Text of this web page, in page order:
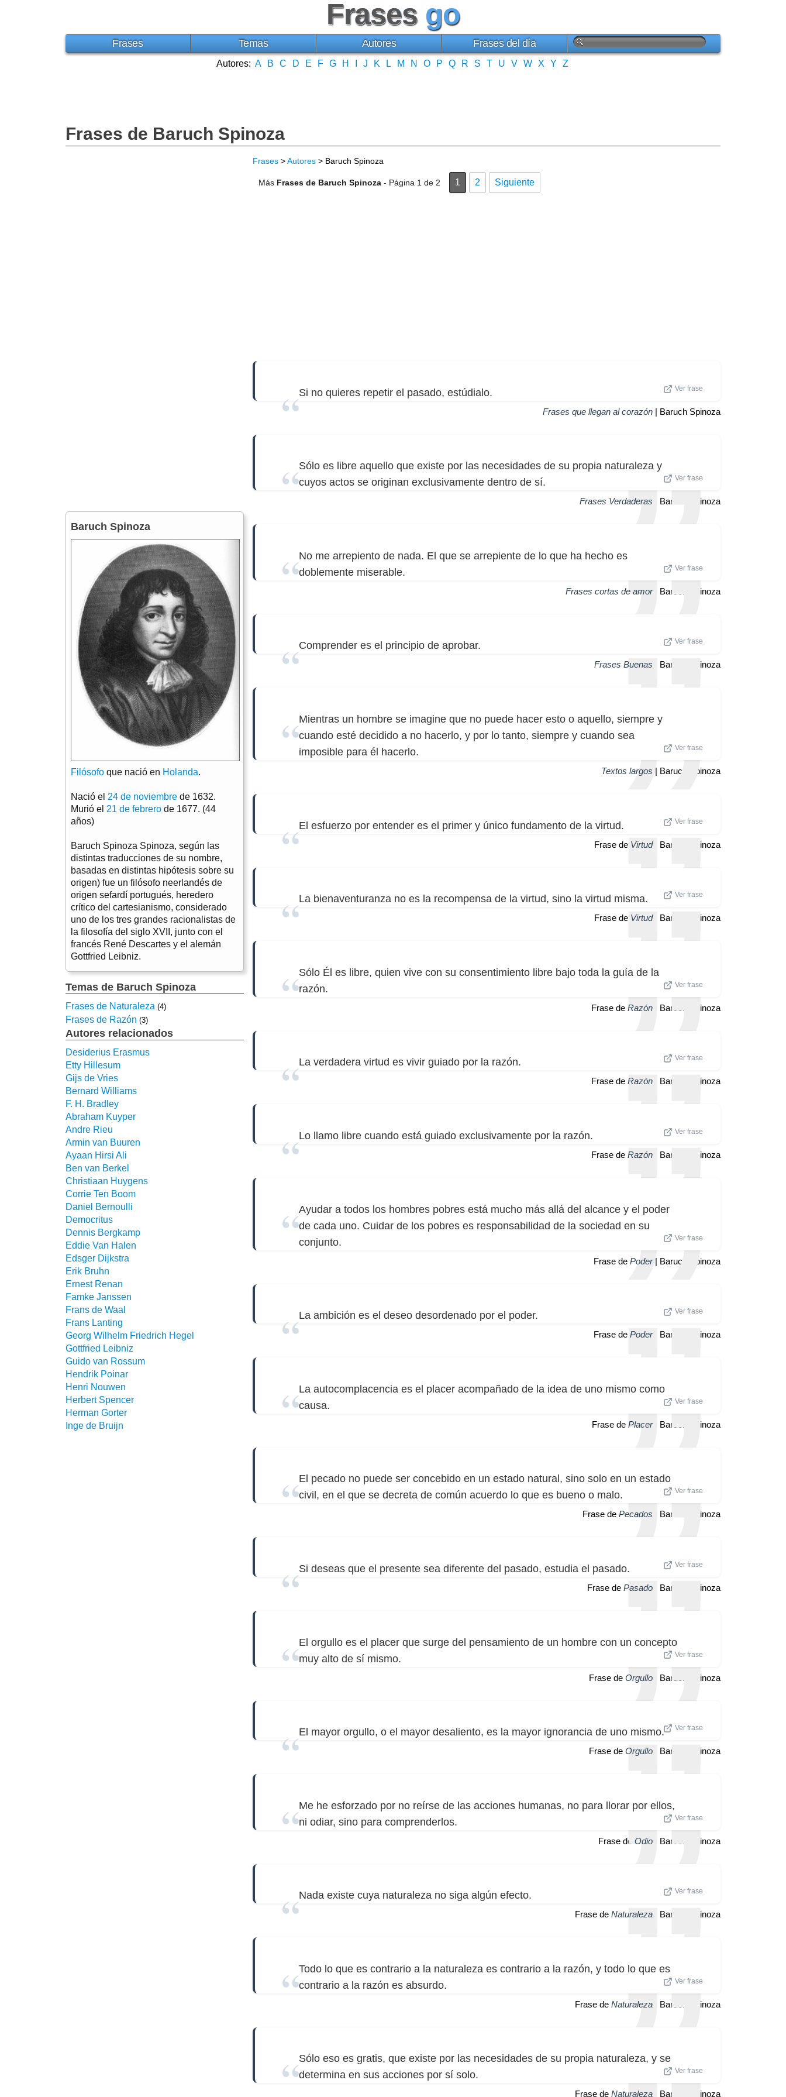
Frases go
Frases Temas Autores Frases del día
Autores: A B C D E F G H J K L M N O P Q R S T U V W X Y Z
Frases de Baruch Spinoza
Frases >Autores > Baruch Spinoza
Más Frases de Baruch Spinoza - Página 1 de 2 1 2 Siguiente
Si no quieres repetir el pasado, estúdialo. Ver frase
Frases que llegan al corazón | Baruch Spinoza
Sólo es libre aquello que existe por las necesidades de su propia naturaleza y
cuyos actos se originan exclusivamente dentro de sí.
Ver frase
Frases Verdaderas | Baruch Spinoza
No me arrepiento de nada. El que se arrepiente de lo que ha hecho es
doblemente miserable.
Ver frase
Frases cortas de amor| Baruch Spinoza
Comprender es el principio de aprobar. Ver frase
Frases Buenas | Baruch Spinoza
Mientras un hombre se imagine que no puede hacer esto o aquello, siempre y
cuando esté decidido a no hacerlo, y por lo tanto, siempre y cuando sea
imposible para él hacerlo.
Ver frase
Textos largos | Baruch Spinoza
El esfuerzo por entender es el primer y único fundamento de la virtud. Ver frase
Frase de Virtud| Baruch Spinoza
La bienaventuranza no es la recompensa de la virtud, sino la virtud misma. Ver frase
Frase de Virtud| Baruch Spinoza
Sólo Él es libre, quien vive con su consentimiento libre bajo toda la guía de la
razón.
Ver frase
Frase de Razón | Baruch Spinoza
La verdadera virtud es vivir guiado por la razón. Ver frase
Frase de Razón | Baruch Spinoza
Lo llamo libre cuando está guiado exclusivamente por la razón. Ver frase
Frase de Razón | Baruch Spinoza
Ayudar a todos los hombres pobres está mucho más allá del alcance y el poder
de cada uno. Cuidar de los pobres es responsabilidad de la sociedad en su
conjunto.
Ver frase
Frase de Poder| Baruch Spinoza
La ambición es el deseo desordenado por el poder. Ver frase
Frase de Poder| Baruch Spinoza
La autocomplacencia es el placer acompañado de la idea de uno mismo como
causa.
Ver frase
Frase de Placer| Baruch Spinoza
El pecado no puede ser concebido en un estado natural, sino solo en un estado
civil, en el que se decreta de común acuerdo lo que es bueno o malo.
Ver frase
Frase de Pecados | Baruch Spinoza
Si deseas que el presente sea diferente del pasado, estudia el pasado. Ver frase
Frase de Pasado | Baruch Spinoza
El orgullo es el placer que surge del pensamiento de un hombre con un concepto
muy alto de sí mismo.
Ver frase
Frase de Orgullo | Baruch Spinoza
El mayor orgullo, o el mayor desaliento, es la mayor ignorancia de uno mismo. Ver frase
Frase de Orgullo | Baruch Spinoza
Me he esforzado por no reírse de las acciones humanas, no para llorar por ellos,
ni odiar, sino para comprenderlos.
Ver frase
Frase de Odio | Baruch Spinoza
Nada existe cuya naturaleza no siga algún efecto. Ver frase
Frase de Naturaleza | Baruch Spinoza
Todo lo que es contrario a la naturaleza es contrario a la razón, y todo lo que es
contrario a la razón es absurdo.
Ver frase
Frase de Naturaleza | Baruch Spinoza
Sólo eso es gratis, que existe por las necesidades de su propia naturaleza, y se
determina en sus acciones por sí solo.
Ver frase
Frase de Naturaleza | Baruch Spinoza
Baruch Spinoza
Filósofo que nació en Holanda.
Nació el 24 de noviembre de 1632.
Murió el 21 de febrero de 1677. (44
años)
Baruch Spinoza Spinoza, según las
distintas traducciones de su nombre,
basadas en distintas hipótesis sobre su
origen) fue un filósofo neerlandés de
origen sefardí portugués, heredero
crítico del cartesianismo, considerado
uno de los tres grandes racionalistas de
la filosofía del siglo XVII, junto con el
francés René Descartes y el alemán
Gottfried Leibniz.
Temas de Baruch Spinoza
Frases de Naturaleza (4)
Frases de Razón (3)
Autores relacionados
Desiderius Erasmus
Etty Hillesum
Gijs de Vries
Bernard Williams
F. H. Bradley
Abraham Kuyper
Andre Rieu
Armin van Buuren
Ayaan Hirsi Ali
Ben van Berkel
Christiaan Huygens
Corrie Ten Boom
Daniel Bernoulli
Democritus
Dennis Bergkamp
Eddie Van Halen
Edsger Dijkstra
Erik Bruhn
Ernest Renan
Famke Janssen
Frans de Waal
Frans Lanting
Georg Wilhelm Friedrich Hegel
Gottfried Leibniz
Guido van Rossum
Hendrik Poinar
Henri Nouwen
Herbert Spencer
Herman Gorter
Inge de Bruijn